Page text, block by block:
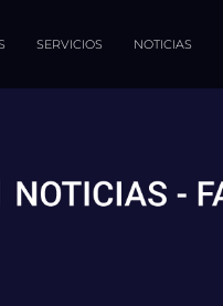
SERVICIOS NOTICIAS